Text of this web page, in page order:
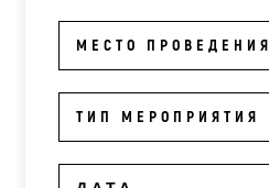
МЕСТО ПРОВЕДЕНИЯ
ТИП МЕРОПРИЯТИЯ